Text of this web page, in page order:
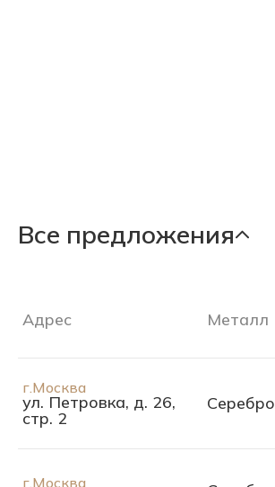
Все предложения
Адрес Металл
г.Москва
ул. Петровка, д. 26,
стр. 2
Серебро
г.Москва